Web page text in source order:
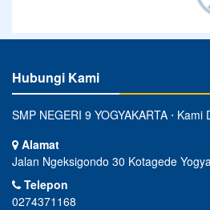
Hubungi Kami
SMP NEGERI 9 YOGYAKARTA ⋅
Alamat
Jalan Ngeksigondo 30 Kotagede
Telepon
0274371168